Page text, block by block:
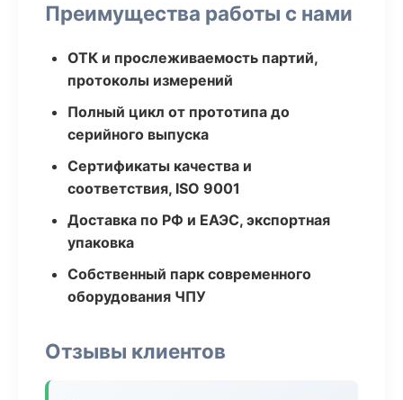
Преимущества работы с нами
ОТК и прослеживаемость партий,
протоколы измерений
Полный цикл от прототипа до
серийного выпуска
Сертификаты качества и
соответствия, ISO 9001
Доставка по РФ и ЕАЭС, экспортная
упаковка
Собственный парк современного
оборудования ЧПУ
Отзывы клиентов